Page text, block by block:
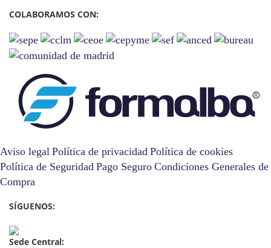
COLABORAMOS CON:
Aviso legal Política de privacidad Política de cookies
Política de Seguridad Pago Seguro Condiciones Generales de
Compra
SÍGUENOS:
Sede Central: